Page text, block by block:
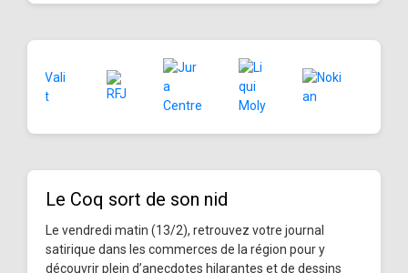
Le Coq sort de son nid
Le vendredi matin (13/2), retrouvez votre journal
satirique dans les commerces de la région pour y
découvrir plein d’anecdotes hilarantes et de dessins